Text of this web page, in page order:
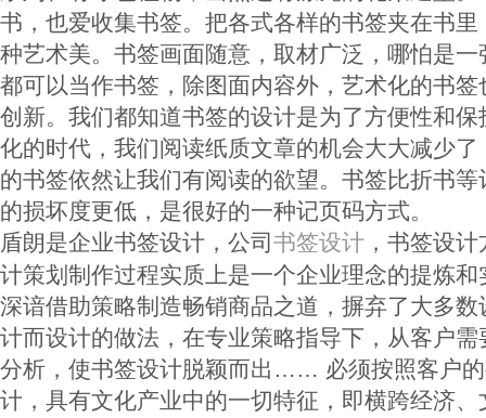
书，也爱收集书签。把各式各样的书签夹在书
种艺术美。书签画面随意，取材广泛，哪怕是
都可以当作书签，除图面内容外，艺术化的书
创新。我们都知道书签的设计是为了方便性和
化的时代，我们阅读纸质文章的机会大大减少
的书签依然让我们有阅读的欲望。书签比折书
的损坏度更低，是很好的一种记页码方式。
盾朗是企业书签设计，公司 书签设计 ，书签设
计策划制作过程实质上是一个企业理念的提炼
深谙借助策略制造畅销商品之道，摒弃了大多
计而设计的做法，在专业策略指导下，从客户
分析，使书签设计脱颖而出…… 必须按照客户
计，具有文化产业中的一切特征，即横跨经济